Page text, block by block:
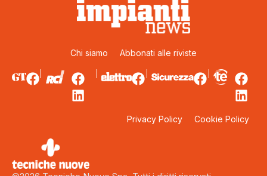
Chi siamo Abbonati alle riviste
Privacy Policy Cookie Policy